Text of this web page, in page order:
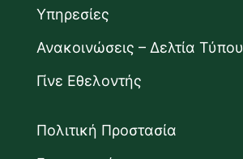
Υπηρεσίες
Ανακοινώσεις – Δελτία Τύπου
Γίνε Εθελοντής
Πολιτική Προστασία